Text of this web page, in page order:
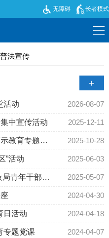
无障碍 长者模式
普法宣传
+
建
设
传
活动 2026-08-07
中宣传活动 2025-12-11
教育专题讲 2025-10-28
”活动 2025-06-03
青年干部主 2025-05-07
2024-04-30
日活动 2024-04-18
专题党课 2024-04-07